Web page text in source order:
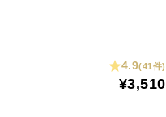
4.9(41件)
¥3,510